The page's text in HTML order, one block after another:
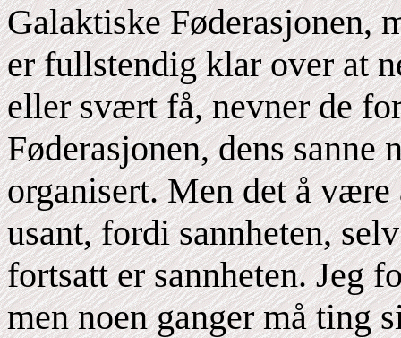
Galaktiske Føderasjonen,
er fullstendig klar over at
eller svært få, nevner de
Føderasjonen, dens sanne
organisert. Men det å
usant, fordi sannheten,
fortsatt er sannheten. Jeg
men noen ganger må ting